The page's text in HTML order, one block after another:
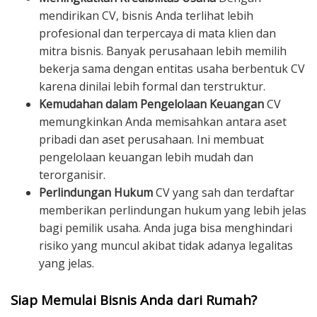
mendirikan CV, bisnis Anda terlihat lebih
profesional dan terpercaya di mata klien dan
mitra bisnis. Banyak perusahaan lebih memilih
bekerja sama dengan entitas usaha berbentuk CV
karena dinilai lebih formal dan terstruktur.
Kemudahan dalam Pengelolaan KeuanganCV
memungkinkan Anda memisahkan antara aset
pribadi dan aset perusahaan. Ini membuat
pengelolaan keuangan lebih mudah dan
terorganisir.
Perlindungan HukumCV yang sah dan terdaftar
memberikan perlindungan hukum yang lebih jelas
bagi pemilik usaha. Anda juga bisa menghindari
risiko yang muncul akibat tidak adanya legalitas
yang jelas.
Siap Memulai Bisnis Anda dari Rumah?